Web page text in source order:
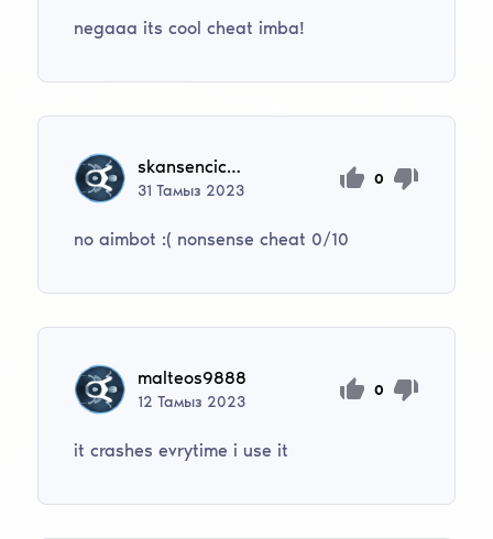
negaaa its cool cheat imba!
skansencichockich4
31Тамыз 2023
0
no aimbot :( nonsense cheat 0/10
malteos9888
12Тамыз 2023
0
it crashes evrytime i use it